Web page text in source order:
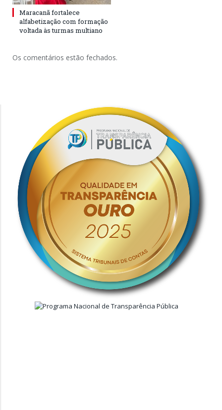
Maracanã fortalece
alfabetização com formação
voltada às turmas multiano
Os comentários estão fechados.